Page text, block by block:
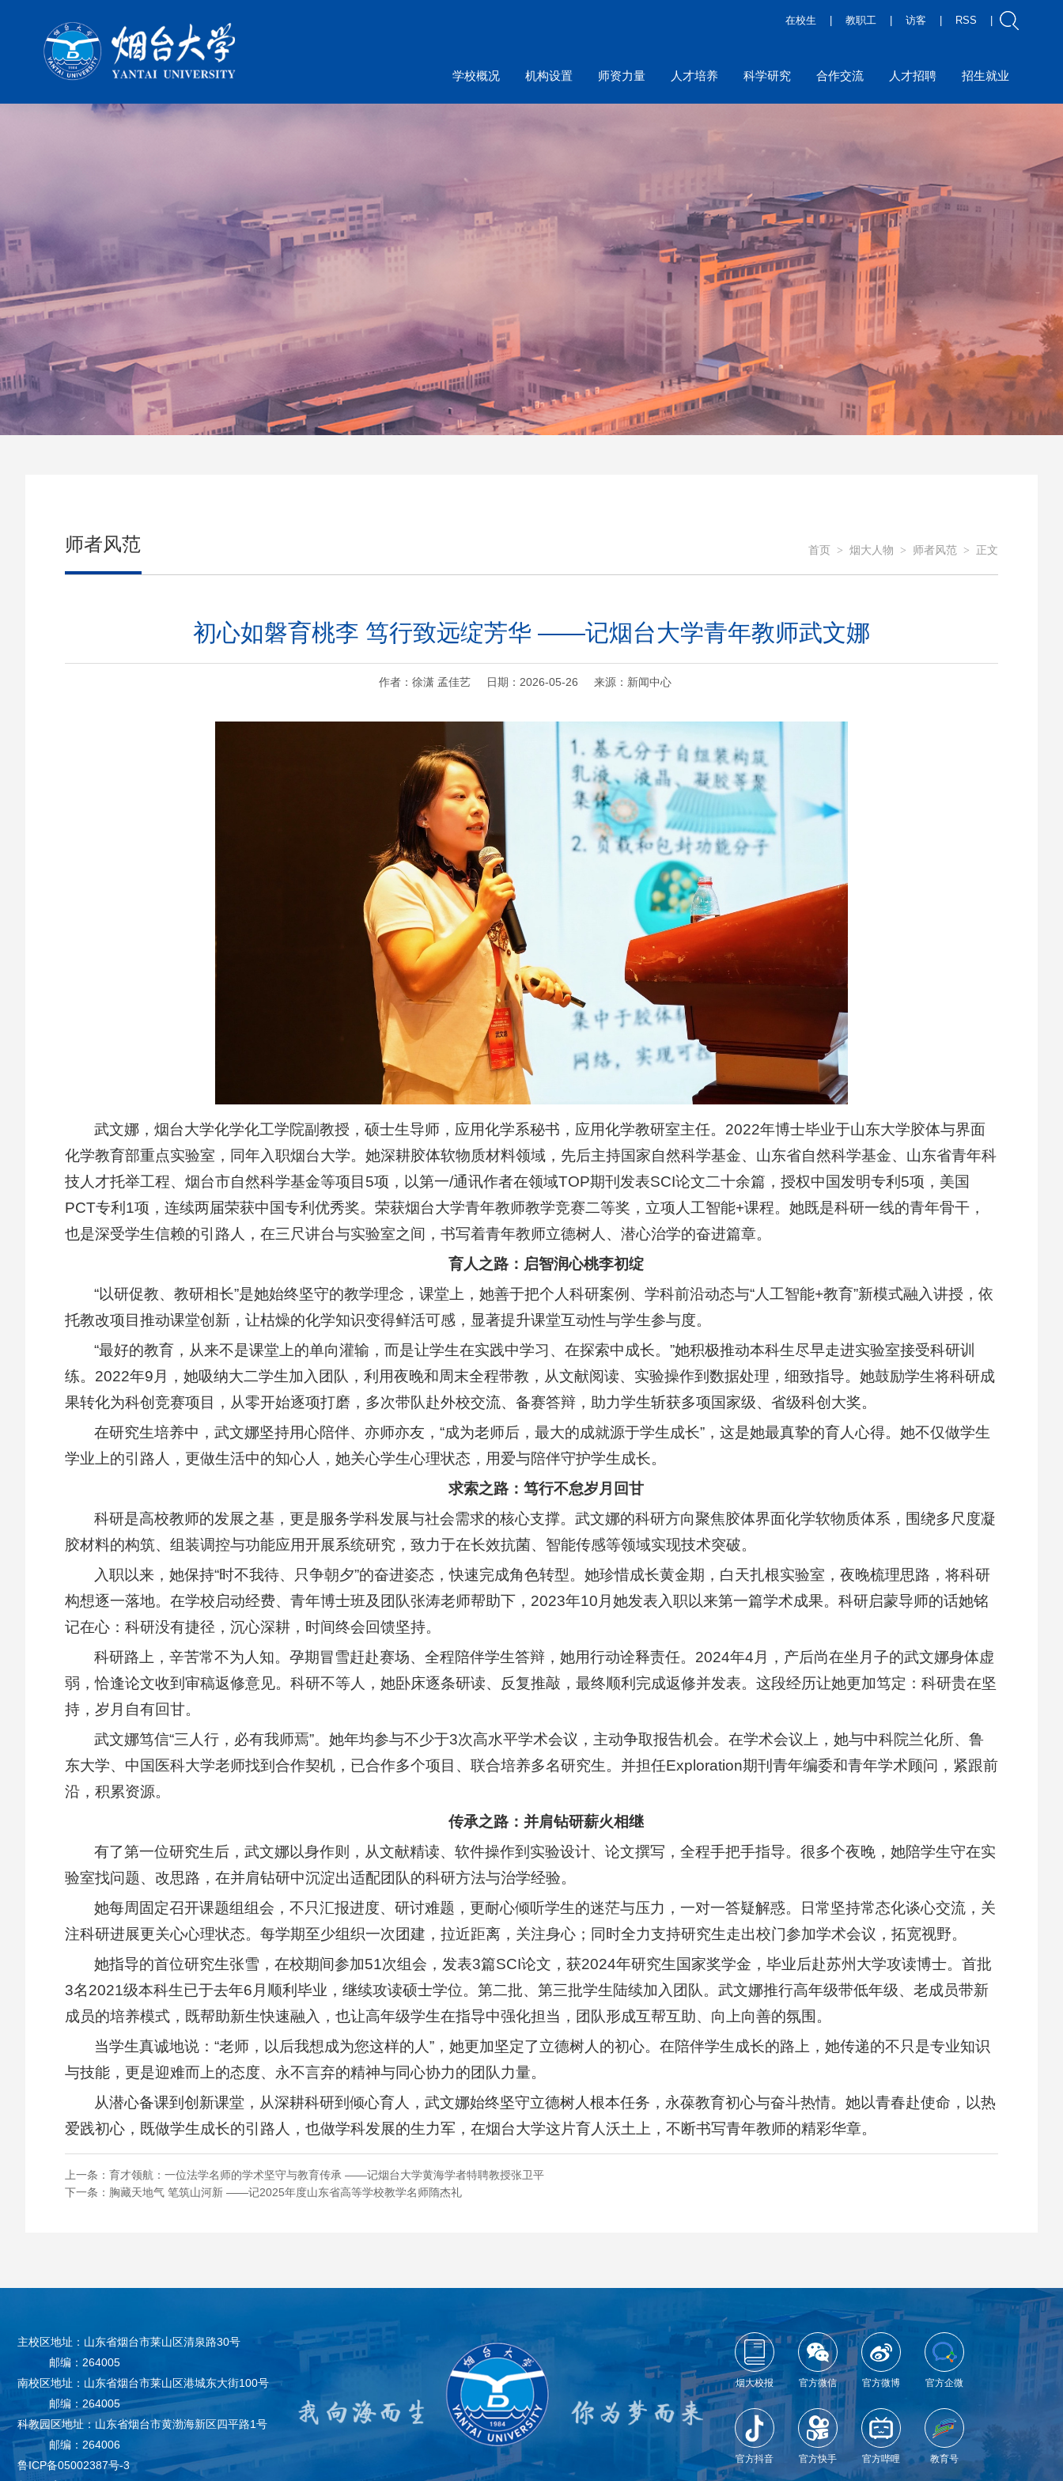
在校生 教职工 访客 RSS
学校概况 机构设置 师资力量 人才培养 科学研究 合作交流 人才招聘 招生就业
师者风范 首页 > 烟大人物 > 师者风范 > 正文
初心如磐育桃李 笃行致远绽芳华 ——记烟台大学青年教师武文娜
作者：徐潇 孟佳艺 日期：2026-05-26 来源：新闻中心
武文娜，烟台大学化学化工学院副教授，硕士生导师，应用化学系秘书，应用化学教研室主任。2022年博士毕业于山东大学胶体与界面
化学教育部重点实验室，同年入职烟台大学。她深耕胶体软物质材料领域，先后主持国家自然科学基金、山东省自然科学基金、山东省青年科
技人才托举工程、烟台市自然科学基金等项目5项，以第一/通讯作者在领域TOP期刊发表SCI论文二十余篇，授权中国发明专利5项，美国
PCT专利1项，连续两届荣获中国专利优秀奖。荣获烟台大学青年教师教学竞赛二等奖，立项人工智能+课程。她既是科研一线的青年骨干，
也是深受学生信赖的引路人，在三尺讲台与实验室之间，书写着青年教师立德树人、潜心治学的奋进篇章。
育人之路：启智润心桃李初绽
“以研促教、教研相长”是她始终坚守的教学理念，课堂上，她善于把个人科研案例、学科前沿动态与“人工智能+教育”新模式融入讲授，依
托教改项目推动课堂创新，让枯燥的化学知识变得鲜活可感，显著提升课堂互动性与学生参与度。
“最好的教育，从来不是课堂上的单向灌输，而是让学生在实践中学习、在探索中成长。”她积极推动本科生尽早走进实验室接受科研训
练。2022年9月，她吸纳大二学生加入团队，利用夜晚和周末全程带教，从文献阅读、实验操作到数据处理，细致指导。她鼓励学生将科研成
果转化为科创竞赛项目，从零开始逐项打磨，多次带队赴外校交流、备赛答辩，助力学生斩获多项国家级、省级科创大奖。
在研究生培养中，武文娜坚持用心陪伴、亦师亦友，“成为老师后，最大的成就源于学生成长”，这是她最真挚的育人心得。她不仅做学生
学业上的引路人，更做生活中的知心人，她关心学生心理状态，用爱与陪伴守护学生成长。
求索之路：笃行不怠岁月回甘
科研是高校教师的发展之基，更是服务学科发展与社会需求的核心支撑。武文娜的科研方向聚焦胶体界面化学软物质体系，围绕多尺度凝
胶材料的构筑、组装调控与功能应用开展系统研究，致力于在长效抗菌、智能传感等领域实现技术突破。
入职以来，她保持“时不我待、只争朝夕”的奋进姿态，快速完成角色转型。她珍惜成长黄金期，白天扎根实验室，夜晚梳理思路，将科研
构想逐一落地。在学校启动经费、青年博士班及团队张涛老师帮助下，2023年10月她发表入职以来第一篇学术成果。科研启蒙导师的话她铭
记在心：科研没有捷径，沉心深耕，时间终会回馈坚持。
科研路上，辛苦常不为人知。孕期冒雪赶赴赛场、全程陪伴学生答辩，她用行动诠释责任。2024年4月，产后尚在坐月子的武文娜身体虚
弱，恰逢论文收到审稿返修意见。科研不等人，她卧床逐条研读、反复推敲，最终顺利完成返修并发表。这段经历让她更加笃定：科研贵在坚
持，岁月自有回甘。
武文娜笃信“三人行，必有我师焉”。她年均参与不少于3次高水平学术会议，主动争取报告机会。在学术会议上，她与中科院兰化所、鲁
东大学、中国医科大学老师找到合作契机，已合作多个项目、联合培养多名研究生。并担任Exploration期刊青年编委和青年学术顾问，紧跟前
沿，积累资源。
传承之路：并肩钻研薪火相继
有了第一位研究生后，武文娜以身作则，从文献精读、软件操作到实验设计、论文撰写，全程手把手指导。很多个夜晚，她陪学生守在实
验室找问题、改思路，在并肩钻研中沉淀出适配团队的科研方法与治学经验。
她每周固定召开课题组组会，不只汇报进度、研讨难题，更耐心倾听学生的迷茫与压力，一对一答疑解惑。日常坚持常态化谈心交流，关
注科研进展更关心心理状态。每学期至少组织一次团建，拉近距离，关注身心；同时全力支持研究生走出校门参加学术会议，拓宽视野。
她指导的首位研究生张雪，在校期间参加51次组会，发表3篇SCI论文，获2024年研究生国家奖学金，毕业后赴苏州大学攻读博士。首批
3名2021级本科生已于去年6月顺利毕业，继续攻读硕士学位。第二批、第三批学生陆续加入团队。武文娜推行高年级带低年级、老成员带新
成员的培养模式，既帮助新生快速融入，也让高年级学生在指导中强化担当，团队形成互帮互助、向上向善的氛围。
当学生真诚地说：“老师，以后我想成为您这样的人”，她更加坚定了立德树人的初心。在陪伴学生成长的路上，她传递的不只是专业知识
与技能，更是迎难而上的态度、永不言弃的精神与同心协力的团队力量。
从潜心备课到创新课堂，从深耕科研到倾心育人，武文娜始终坚守立德树人根本任务，永葆教育初心与奋斗热情。她以青春赴使命，以热
爱践初心，既做学生成长的引路人，也做学科发展的生力军，在烟台大学这片育人沃土上，不断书写青年教师的精彩华章。
上一条： 育才领航：一位法学名师的学术坚守与教育传承 ——记烟台大学黄海学者特聘教授张卫平
下一条： 胸藏天地气 笔筑山河新 ——记2025年度山东省高等学校教学名师隋杰礼
主校区地址：山东省烟台市莱山区清泉路30号
邮编：264005
南校区地址：山东省烟台市莱山区港城东大街100号
邮编：264005
科教园区地址：山东省烟台市黄渤海新区四平路1号
邮编：264006
鲁ICP备05002387号-3
烟大校报 官方微信 官方微博 官方企微
官方抖音 官方快手 官方哔哩 教育号